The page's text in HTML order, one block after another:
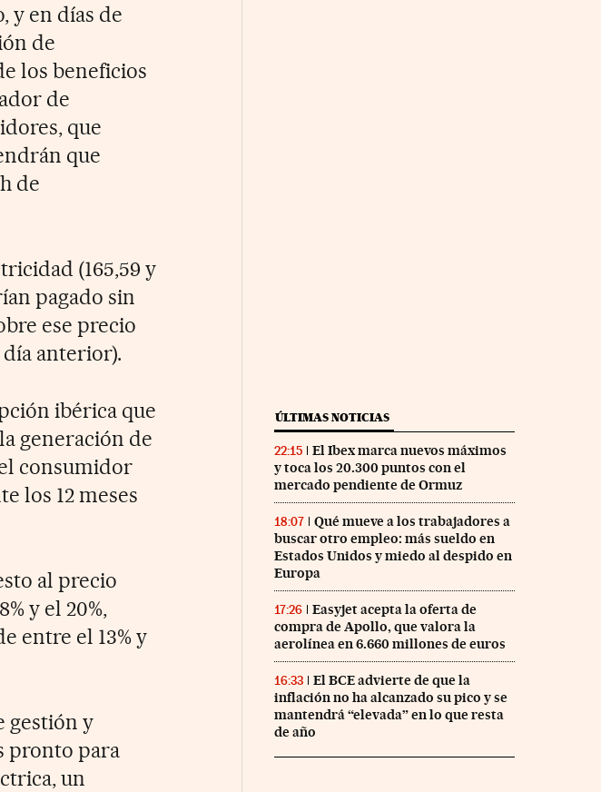
y en días de
de
los beneficios
de
que
que
de
(165,59 y
pagado sin
ese precio
anterior).
ibérica que
generación de
consumidor
los 12 meses
al precio
y el 20%,
entre el 13% y
gestión y
pronto para
un
ÚLTIMAS NOTICIAS
22:15
El Ibex marca nuevos máximos
y toca los 20.300 puntos con el
mercado pendiente de Ormuz
18:07
Qué mueve a los trabajadores a
buscar otro empleo: más sueldo en
Estados Unidos y miedo al despido en
Europa
17:26
Easyjet acepta la oferta de
compra de Apollo, que valora la
aerolínea en 6.660 millones de euros
16:33
El BCE advierte de que la
inflación no ha alcanzado su pico y se
mantendrá “elevada” en lo que resta
de año